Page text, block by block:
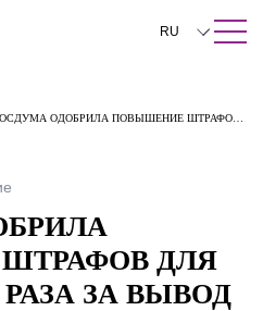
Закрыть
RU
中文
Italiano
Español
ОДОБРИЛА ПОВЫШЕНИЕ ШТРАФОВ
ДЛЯ
РАЗА ЗА ВЫВОД